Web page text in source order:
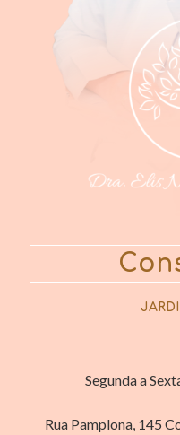
Segunda a
Rua Pamplona, 145